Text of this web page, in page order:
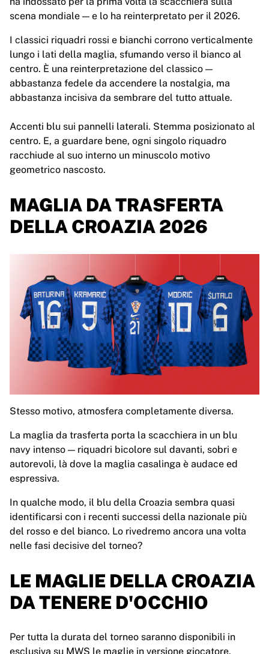
Charlotte Hornets
Chicago Bulls
LA Clippers
Portland Trail Blazers
Virtus Bologna
Visualizza tutto il basket
Le migliori squadre NBA
Chicago Bulls
Portland Trail Blazers
LA Clippers
Visualizza tutta la NBA
Fenerbahçe Basketbol
Slovenia
Guerri Napoli
Ciclismo
Team Visma | Lease a bike
Soudal Quick Step
Netcompany INEOS
EF Education
Team Jayco AlUla
Visualizza tutto il ciclismo
France Rugby
Gloucester Rugby
ASM Clermont Auvergne
Harlequins
Visualizza tutto il rugby
Cricket
England Cricket
Delhi Capitals
West Indies
Cricket Ireland
Aalborg Pirates
Tre Kronor
NHL Alumni
Altro
scena mondiale — e lo ha reinterpretato per il 2026.
I classici riquadri rossi e bianchi corrono verticalmente
lungo i lati della maglia, sfumando verso il bianco al
centro. È una reinterpretazione del classico —
abbastanza fedele da accendere la nostalgia, ma
abbastanza incisiva da sembrare del tutto attuale.
Accenti blu sui pannelli laterali. Stemma posizionato al
centro. E, a guardare bene, ogni singolo riquadro
racchiude al suo interno un minuscolo motivo
geometrico nascosto.
MAGLIA DA TRASFERTA
DELLA CROAZIA 2026
Stesso motivo, atmosfera completamente diversa.
La maglia da trasferta porta la scacchiera in un blu
navy intenso — riquadri bicolore sul davanti, sobri e
autorevoli, là dove la maglia casalinga è audace ed
espressiva.
In qualche modo, il blu della Croazia sembra quasi
identificarsi con i recenti successi della nazionale più
del rosso e del bianco. Lo rivedremo ancora una volta
nelle fasi decisive del torneo?
LE MAGLIE DELLA CROAZIA
DA TENERE D'OCCHIO
Per tutta la durata del torneo saranno disponibili in
esclusiva su MWS le maglie in versione giocatore,